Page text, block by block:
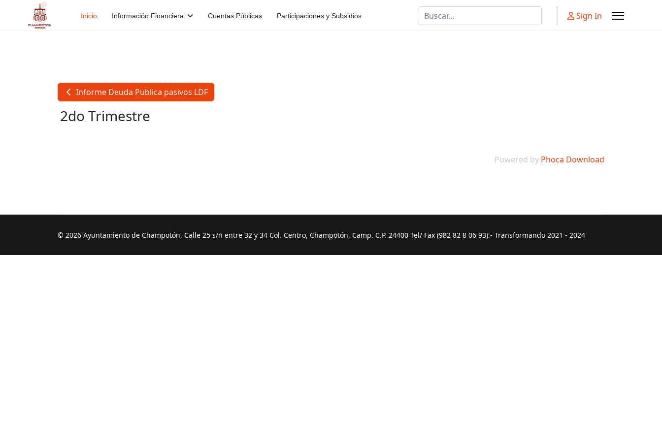
Inicio Información Financiera Cuentas Públicas Participaciones y Subsidios Buscar Sign In
Informe Deuda Publica pasivos LDF
2do Trimestre
Powered by Phoca Download
© 2026 Ayuntamiento de Champotón, Calle 25 s/n entre 32 y 34 Col. Centro, Champotón, Camp. C.P. 24400 Tel/ Fax (982 82 8 06 93).- Transformando 2021 - 2024